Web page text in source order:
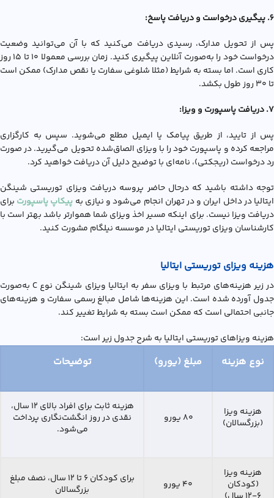
6. پیگیری درخواست و دریافت پاسخ:
پس از تحویل مدارک، رسیدی دریافت می‌کنید که با آن می‌توانید وضعیت
درخواست خود را به‌صورت آنلاین پیگیری کنید. زمان بررسی معمولا ۱۰ تا ۱۵ روز
کاری است. اما بسته به شرایط (مثلا شلوغی سفارت یا نقص مدارک) ممکن است
تا ۳۰ روز طول بکشد.
7. دریافت پاسپورت و ویزا:
پس از تایید، از طریق پیامک یا ایمیل مطلع می‌شوید. سپس به کارگزاری
مراجعه کرده و پاسپورت خود را با ویزای الصاق‌شده تحویل می‌گیرید. در صورت
رد درخواست (ریجکتی)، نامه‌ای با توضیح دلیل آن دریافت خواهید کرد.
توجه داشته باشید که درحال حاضر پروسه دریافت ویزای توریستی شینگن
ایتالیا در داخل ایران و در تهران انجام می‌شود و نیازی به پیکاپ پاسپورت برای
دریافت ویزا نیست. برای اینکه مسیر اخذ ویزای شما هموارتر باشد بهتر است با
کارشناسان ويزاي توريستي ايتاليا در موسسه نیلگام مشورت کنید.
هزینه ویزای توریستی ایتالیا
در زیر هزینه‌های مرتبط با ویزای سفر به ایتالیا ویزای شینگن نوع C به‌صورت
جدول آورده شده است. این هزینه‌ها شامل مبالغ رسمی سفارت و هزینه‌های
جانبی احتمالی است که ممکن است بسته به شرایط تغییر کند.
هزینه ویزاهای توریستی ایتالیا به شرح جدول زیر است:
نوع هزینه مبلغ (یورو) توضیحات
هزینه ویزا
(بزرگسالان)
۸۰ یورو
هزینه ثابت برای افراد بالای ۱۲ سال،
نقدی در روز انگشت‌نگاری پرداخت
می‌شود.
هزینه ویزا
(کودکان
۴۰ یورو
برای کودکان ۶ تا ۱۲ سال، نصف مبلغ
بزرگسالان